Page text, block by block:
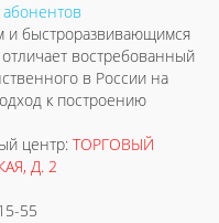
и быстроразвивающимся
востребованный
в России на
к построению
центр: ТОРГОВЫЙ
Д. 2
55